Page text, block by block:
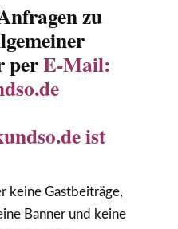
zu
perE-Mail:
ist
keine Gastbeiträge,
Banner und keine